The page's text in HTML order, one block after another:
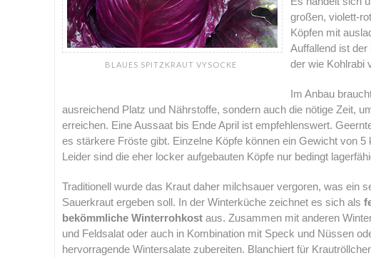
BLAUES SPITZKRAUT VYSOCKE
großen, violett-
Köpfen mit
Auffallend ist
der wie Kohlrabi
Im Anbau
ausreichend Platz und Nährstoffe, sondern auch die nötige Zeit,
erreichen. Eine Aussaat bis Ende April ist empfehlenswert.
es stärkere Fröste gibt. Einzelne Köpfe können ein Gewicht von 5
Leider sind die eher locker aufgebauten Köpfe nur bedingt
Traditionell wurde das Kraut daher milchsauer vergoren, was ein
Sauerkraut ergeben soll. In der Winterküche zeichnet es sich als
bekömmliche Winterrohkost aus. Zusammen mit anderen
und Feldsalat oder auch in Kombination mit Speck und Nüssen
hervorragende Wintersalate zubereiten. Blanchiert für